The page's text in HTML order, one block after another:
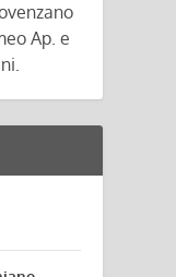
Ap. e